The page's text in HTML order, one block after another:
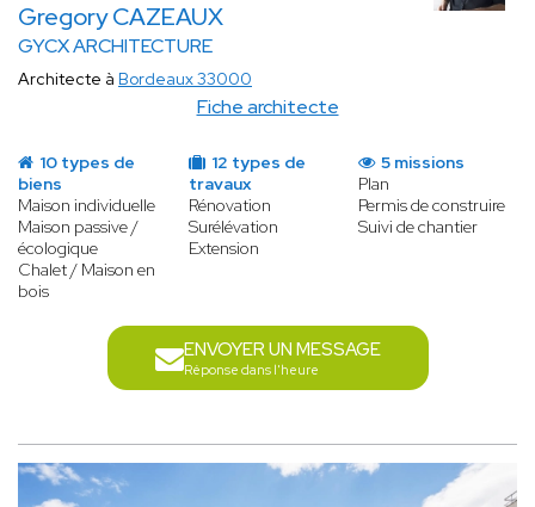
Gregory CAZEAUX
GYCX ARCHITECTURE
Fiche architecte
Architecte à Bordeaux 33000
10 types de
biens
Maison individuelle
Maison passive /
écologique
Chalet / Maison en
bois
12 types de
travaux
Rénovation
Surélévation
Extension
5 missions
Plan
Permis de construire
Suivi de chantier
ENVOYER UN MESSAGE
Réponse dans l'heure